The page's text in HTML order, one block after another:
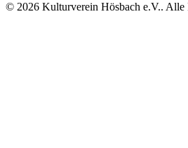
© 2026 Kulturverein Hösbach e.V.. Alle